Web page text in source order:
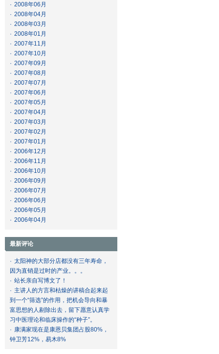
· 2008年06月
· 2008年04月
· 2008年03月
· 2008年01月
· 2007年11月
· 2007年10月
· 2007年09月
· 2007年08月
· 2007年07月
· 2007年06月
· 2007年05月
· 2007年04月
· 2007年03月
· 2007年02月
· 2007年01月
· 2006年12月
· 2006年11月
· 2006年10月
· 2006年09月
· 2006年07月
· 2006年06月
· 2006年05月
· 2006年04月
最新评论
· 太阳神的大部分店都没有三年寿命，
因为直销是过时的产业。。。
· 站长亲自写博文了！
· 主讲人的方言和枯燥的讲稿合起来起
到一个“筛选”的作用，把机会导向和暴
富思想的人剔除出去，留下愿意认真学
习中医理论和临床操作的“种子”。
· 康满家现在是康恩贝集团占股80%，
钟卫芳12%，易木8%